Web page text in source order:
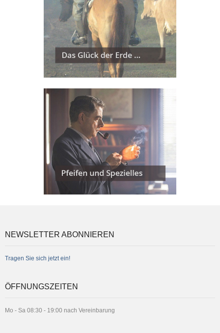
NEWSLETTER ABONNIEREN
Tragen Sie sich jetzt ein!
ÖFFNUNGSZEITEN
Mo - Sa 08:30 - 19:00 nach Vereinbarung